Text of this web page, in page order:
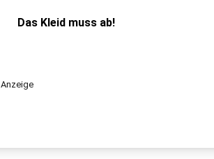
Das Kleid muss ab!
Anzeige